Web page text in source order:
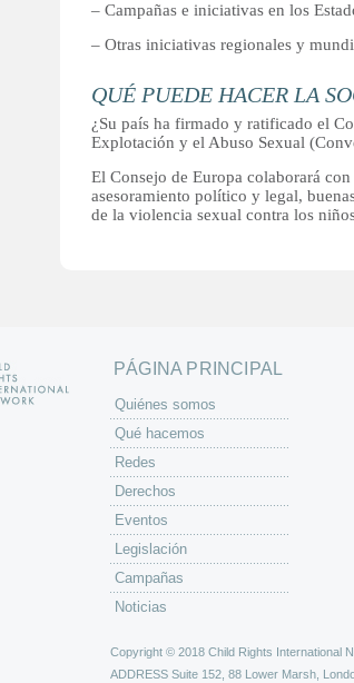
– Campañas e iniciativas en los
– Otras iniciativas regionales y
QUÉ PUEDE HACER LA
¿Su país ha firmado y ratificado el
Explotación y el Abuso Sexual
El Consejo de Europa colaborará
asesoramiento político y legal,
de la violencia sexual contra los
PÁGINA PRINCIPAL
Quiénes somos
Qué hacemos
Redes
Derechos
Eventos
Legislación
Campañas
Noticias
Copyright © 2018 Child Rights International
ADDRESS Suite 152, 88 Lower Marsh,